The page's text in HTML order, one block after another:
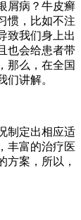
屑病？牛皮癣
惯，比如不注
致我们身上出
也会给患者带
那么，在全国
们讲解。
制定出相应适
丰富的治疗医
方案，所以，